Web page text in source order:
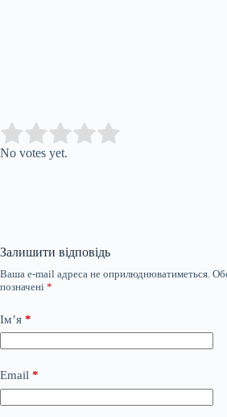
Rate this item:
No votes yet.
Залишити відповідь
Ваша e-mail адреса не оприлюднюватиметься.
позначені *
Ім’я *
Email *